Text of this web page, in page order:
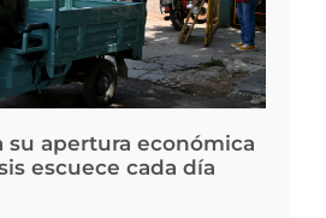
su apertura económica
escuece cada día